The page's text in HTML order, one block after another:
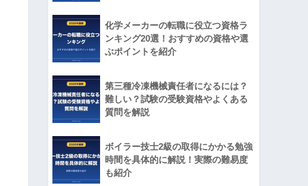
化学メーカーの転職に役立つ資格ラ
ンキング20選！おすすめの資格や選
ぶポイントを紹介
第三種冷凍機械責任者になるには？
難しい？試験の受験資格やよくある
質問を解説
ボイラー技士2級の取得にかかる勉強
時間を具体的に解説！実際の難易度
も紹介